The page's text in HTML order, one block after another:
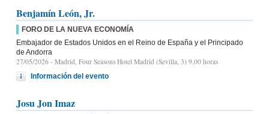
Benjamín León, Jr.
FORO DE LA NUEVA ECONOMÍA
Embajador de Estados Unidos en el Reino de España y el Principado
de Andorra
27/05/2026 - Madrid, Four Seasons Hotel Madrid (Sevilla, 3) 9.00 horas
Información del evento
Josu Jon Imaz